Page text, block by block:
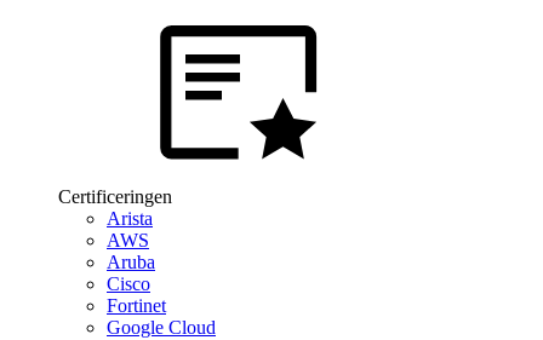
Certificeringen
Arista
AWS
Aruba
Cisco
Fortinet
Google Cloud